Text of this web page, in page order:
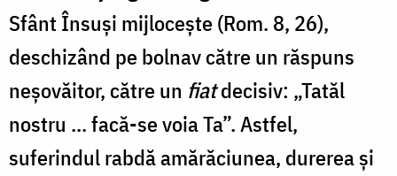
Sfânt Însuși mijloceşte (Rom. 8, 26),
deschizând pe bolnav către un răspuns
neșovăitor, către un fiatdecisiv: „Tatăl
nostru ... facă-se voia Ta”. Astfel,
suferindul rabdă amărăciunea, durerea şi